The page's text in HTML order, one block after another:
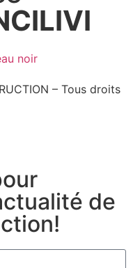
– Tous droits
de